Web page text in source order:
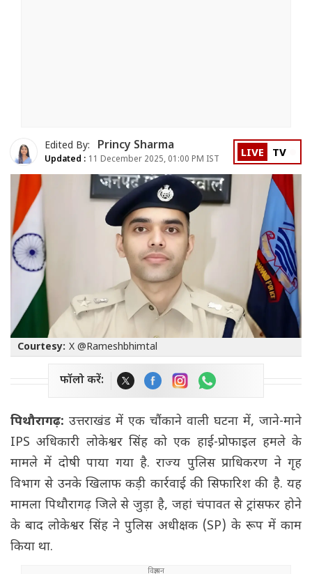
Edited By: Princy Sharma
Updated : 11 December 2025, 01:00 PM IST LIVE TV
Courtesy: X @Rameshbhimtal
फॉलो करें:
पिथौरागढ़: उत्तराखंड में एक चौंकाने वाली घटना में, जाने-माने
IPS अधिकारी लोकेश्वर सिंह को एक हाई-प्रोफाइल हमले के
मामले में दोषी पाया गया है. राज्य पुलिस प्राधिकरण ने गृह
विभाग से उनके खिलाफ कड़ी कार्रवाई की सिफारिश की है. यह
मामला पिथौरागढ़ जिले से जुड़ा है, जहां चंपावत से ट्रांसफर होने
के बाद लोकेश्वर सिंह ने पुलिस अधीक्षक (SP) के रूप में काम
किया था.